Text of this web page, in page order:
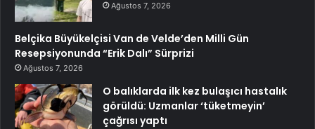
Ağustos 7, 2026
Belçika Büyükelçisi Van de Velde’den Milli Gün
Resepsiyonunda “Erik Dalı” Sürprizi
Ağustos 7, 2026
O balıklarda ilk kez bulaşıcı hastalık
görüldü: Uzmanlar ‘tüketmeyin’
çağrısı yaptı